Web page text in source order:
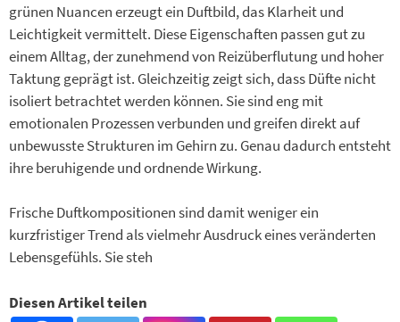
grünen Nuancen erzeugt ein Duftbild, das Klarheit und
Leichtigkeit vermittelt. Diese Eigenschaften passen gut zu
einem Alltag, der zunehmend von Reizüberflutung und hoher
Taktung geprägt ist. Gleichzeitig zeigt sich, dass Düfte nicht
isoliert betrachtet werden können. Sie sind eng mit
emotionalen Prozessen verbunden und greifen direkt auf
unbewusste Strukturen im Gehirn zu. Genau dadurch entsteht
ihre beruhigende und ordnende Wirkung.
Frische Duftkompositionen sind damit weniger ein
kurzfristiger Trend als vielmehr Ausdruck eines veränderten
Lebensgefühls. Sie steh
Diesen Artikel teilen